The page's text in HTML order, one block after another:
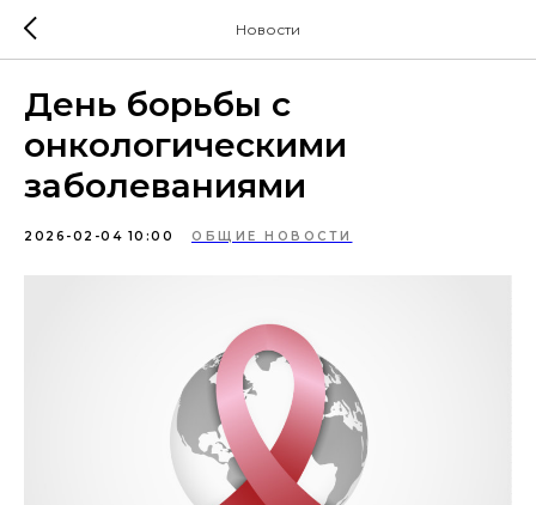
Новости
День борьбы с
онкологическими
заболеваниями
2026-02-04 10:00 ОБЩИЕ НОВОСТИ